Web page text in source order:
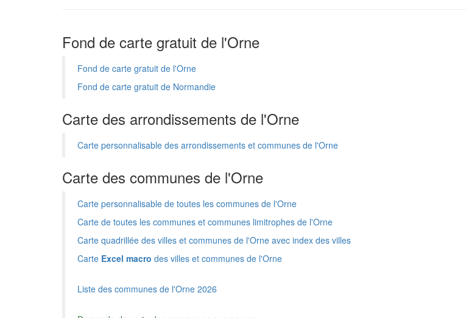
Fond de carte gratuit de l'Orne
Fond de carte gratuit de l'Orne
Fond de carte gratuit de Normandie
Carte des arrondissements de l'Orne
Carte personnalisable des arrondissements et communes de l'Orne
Carte des communes de l'Orne
Carte personnalisable de toutes les communes de l'Orne
Carte de toutes les communes et communes limitrophes de l'Orne
Carte quadrillée des villes et communes de l'Orne avec index des villes
Carte Excel macro des villes et communes de l'Orne
Liste des communes de l'Orne 2026